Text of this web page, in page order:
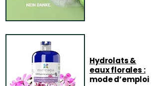
Hydrolats &
eaux florales :
mode d’emploi